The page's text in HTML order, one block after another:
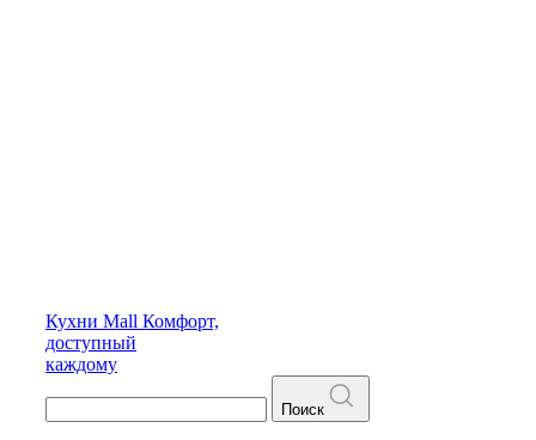
Кухни Mall Комфорт,
доступный
каждому
Поиск